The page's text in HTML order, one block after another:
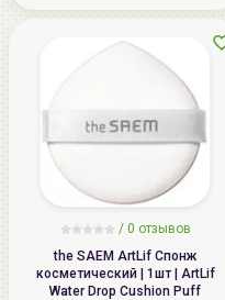
/ 0 отзывов
the SAEM ArtLif Спонж
косметический | 1шт | ArtLif
Water Drop Cushion Puff